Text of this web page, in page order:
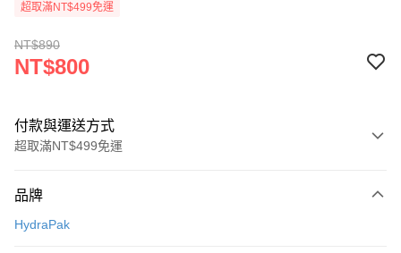
超取滿NT$499免運
NT$890
NT$800
付款與運送方式
超取滿NT$499免運
信用卡一次付款
品牌
HydraPak